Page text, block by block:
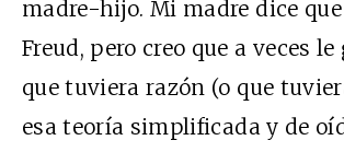
madre-hijo. Mi madre dice
Freud, pero creo que a veces
que tuviera razón (o que
esa teoría simplificada y de